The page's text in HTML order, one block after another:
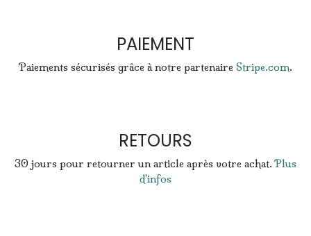
PAIEMENT
Paiements sécurisés grâce à notre partenaire Stripe.com.
RETOURS
30 jours pour retourner un article après votre achat.Plus
d'infos